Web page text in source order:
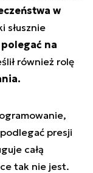
w
słusznie
na
również rolę
presji
całą
tak nie jest.